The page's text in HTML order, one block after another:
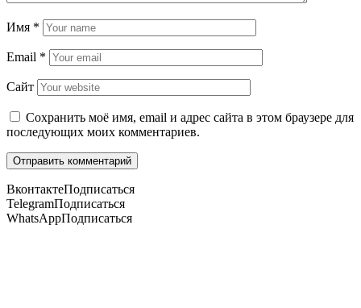
Имя *
Email *
Сайт
Сохранить моё имя, email и адрес сайта в этом браузере для
последующих моих комментариев.
ВконтактеПодписаться
TelegramПодписаться
WhatsAppПодписаться